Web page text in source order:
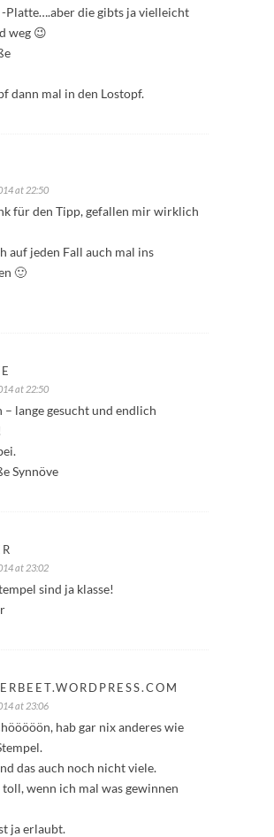
-Platte….aber die gibts ja vielleicht
weg 😉
dann mal in den Lostopf.
at 22:50
für den Tipp, gefallen mir wirklich
auf jeden Fall auch mal ins
🙂
at 22:50
– lange gesucht und endlich
Synnöve
at 23:02
sind ja klasse!
at 23:06
hab gar nix anderes wie
das auch noch nicht viele.
toll, wenn ich mal was gewinnen
ja erlaubt.